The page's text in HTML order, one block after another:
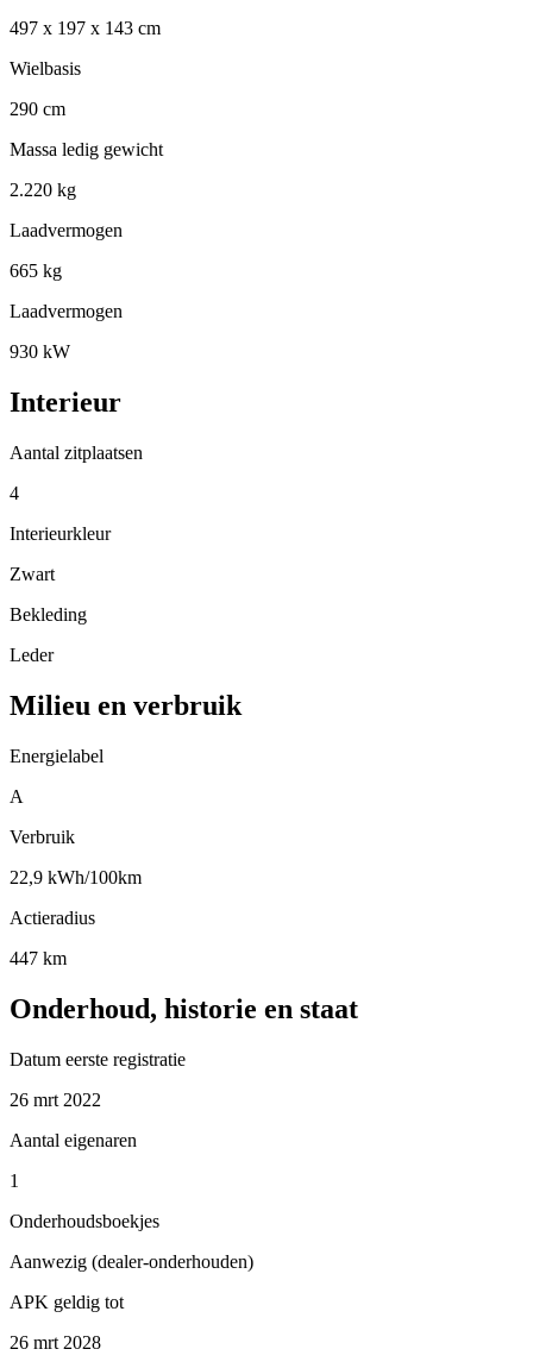
497 x 197 x 143 cm
Wielbasis
290 cm
Massa ledig gewicht
2.220 kg
Laadvermogen
665 kg
Laadvermogen
930 kW
Interieur
Aantal zitplaatsen
4
Interieurkleur
Zwart
Bekleding
Leder
Milieu en verbruik
Energielabel
A
Verbruik
22,9 kWh/100km
Actieradius
447 km
Onderhoud, historie en staat
Datum eerste registratie
26 mrt 2022
Aantal eigenaren
1
Onderhoudsboekjes
Aanwezig (dealer-onderhouden)
APK geldig tot
26 mrt 2028